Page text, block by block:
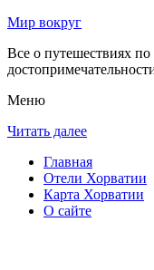
Мир вокруг
Все о путешествиях
Меню
Читать далее
Главная
Отели Хорватии
Карта Хорватии
О сайте